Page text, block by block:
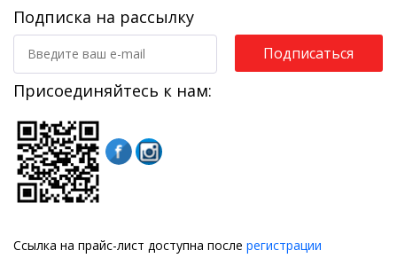
Подписка на рассылку
Подписаться
Присоединяйтесь к нам:
Ссылка на прайс-лист доступна после регистрации